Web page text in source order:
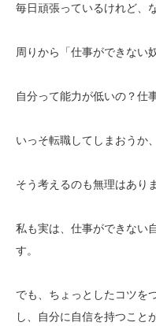
毎日頑張っているけれど、
周りから「仕事ができない
自分って能力が低いの？仕
いっそ転職してしまおうか
そう考えるのも無理はあり
私も実は、仕事ができない
す。
でも、ちょっとしたコツを
し、自分に自信を持つこと